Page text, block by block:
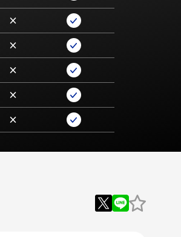
×
×
×
×
×